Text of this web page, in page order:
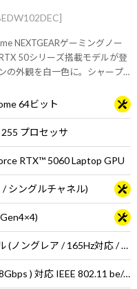
NEXTGEARゲーミングノー
50シリーズ搭載モデルが登
の外観を白一色に。シャープ
64ビット
プロセッサ
RTX™ 5060 Laptop GPU
シングルチャネル)
16型 液晶パネル (ノングレア / 165Hz対応 / アスペクト比16:10)
Wi-Fi 7 ( 最大2.8Gbps ) 対応 IEEE 802.11 be/ax/ac/a/b/g/n準拠 ＋ Bluetooth 5内蔵